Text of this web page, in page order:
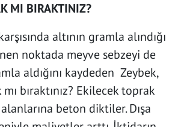
MI BIRAKTINIZ?
altının gramla alındığı
noktada meyve sebzeyi de
aldığını kaydeden Zeybek,
bıraktınız? Ekilecek toprak
alanlarına beton diktiler. Dışa